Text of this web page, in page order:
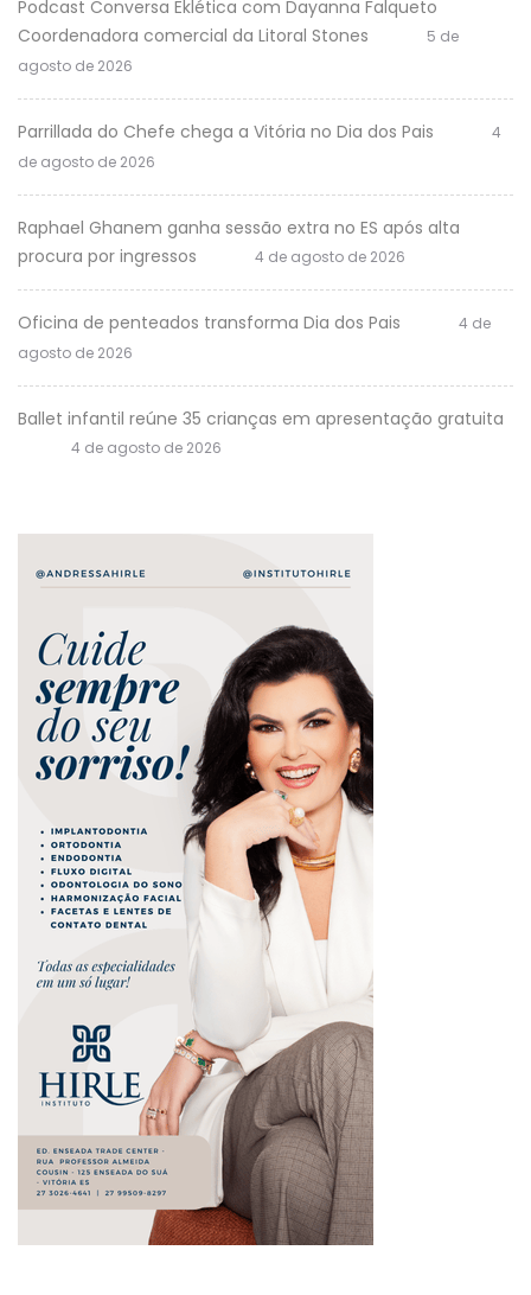
Podcast Conversa Eklética com Dayanna Falqueto
Coordenadora comercial da Litoral Stones
5 de
agosto de 2026
Parrillada do Chefe chega a Vitória no Dia dos Pais
4
de agosto de 2026
Raphael Ghanem ganha sessão extra no ES após alta
procura por ingressos
4 de agosto de 2026
Oficina de penteados transforma Dia dos Pais
4 de
agosto de 2026
Ballet infantil reúne 35 crianças em apresentação gratuita
4 de agosto de 2026